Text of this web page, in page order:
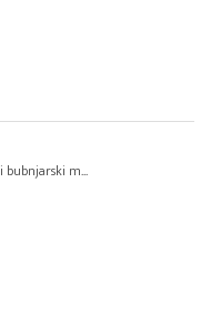
bubnjarski m...